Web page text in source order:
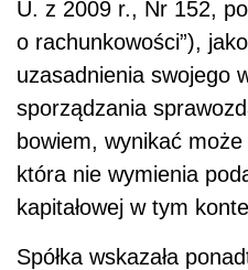
U. z 2009 r., Nr 152,
o rachunkowości”),
uzasadnienia swojego
sporządzania
bowiem, wynikać
która nie wymienia
kapitałowej w tym
Spółka wskazała